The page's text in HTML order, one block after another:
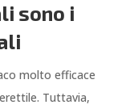
sono i
molto efficace
Tuttavia,